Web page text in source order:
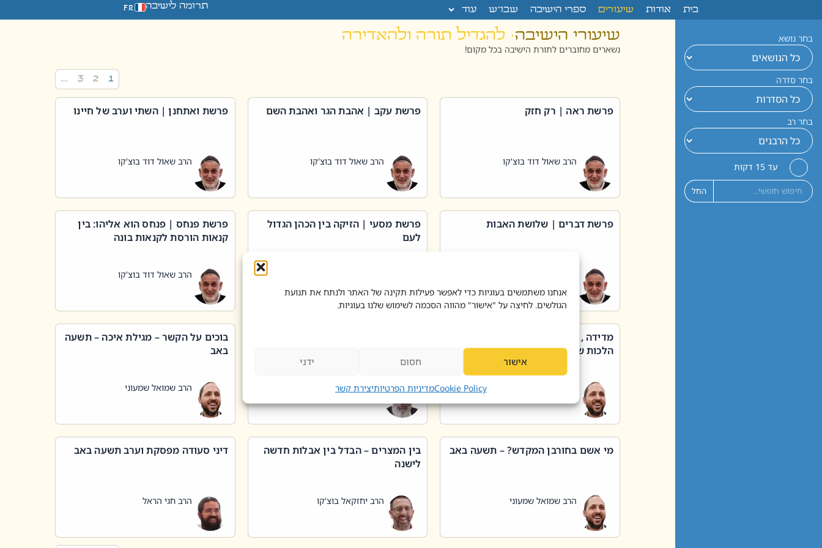
אנחנו משתמשים בעוגיות כדי לאפשר פעילות תקינה של האתר ולנתח את תנועת
הגולשים. לחיצה על "אישור" מהווה הסכמה לשימוש שלנו בעוגיות.
אישור חסום ידני
Cookie Policyמדיניות הפרטיותיצירת קשר
בית אודות שיעורים ספרי הישיבה שבו”ש עוד תרומה לישיבה FR
בחר נושא
בחר סדרה
בחר רב
עד 15 דקות
החל
שיעורי הישיבה· להגדיל תורה ולהאדירה
נשארים מחוברים לתורת הישיבה בכל מקום!
1
2
3
…
פרשת ראה | רק חזק
הרב שאול דוד בוצ'קו
פרשת עקב | אהבת הגר ואהבת השם
הרב שאול דוד בוצ'קו
פרשת ואתחנן | השתי וערב של חיינו
הרב שאול דוד בוצ'קו
פרשת דברים | שלושת האבות
פרשת מסעי | הזיקה בין הכהן הגדול
לעם
פרשת פנחס | פנחס הוא אליהו: בין
קנאות הורסת לקנאות בונה
הרב שאול דוד בוצ'קו
מדידה , קניה , שטיפת כלים בשבת –
הלכות שבת – סימן שכג
הרב יאיר בידני
בוכים על הקשר – מגילת איכה – תשעה
באב
הרב שמואל שמעוני
מי אשם בחורבן המקדש? – תשעה באב
הרב שמואל שמעוני
בין המצרים – הבדל בין אבלות חדשה
לישנה
הרב יחזקאל בוצ'קו
דיני סעודה מפסקת וערב תשעה באב
הרב חגי הראל